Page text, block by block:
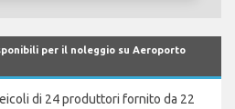
per il noleggio su Aeroporto
di 24 produttori fornito da 22